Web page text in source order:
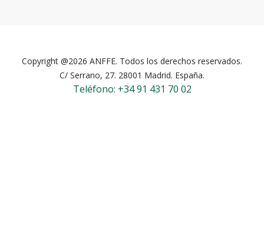
Copyright @2026 ANFFE. Todos los derechos reservados.
C/ Serrano, 27. 28001 Madrid. España.
Teléfono: +34 91 431 70 02